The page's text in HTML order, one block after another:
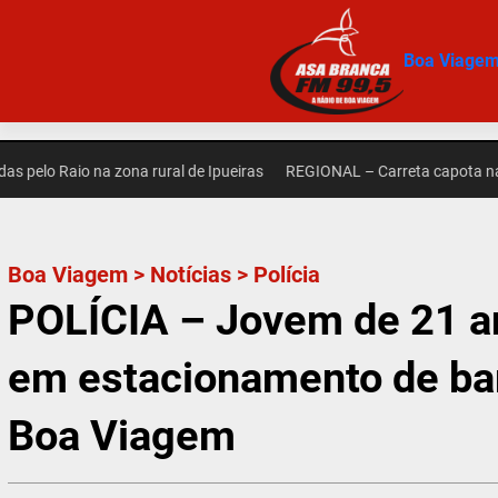
Boa
Raio na zona rural de Ipueiras REGIONAL – Carreta capota na
Boa Viagem > Notícias > Polícia
POLÍCIA – Jovem de 21
em estacionamento de
Boa Viagem